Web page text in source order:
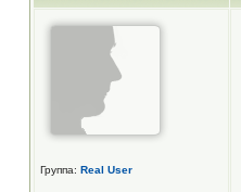
Группа: Real User